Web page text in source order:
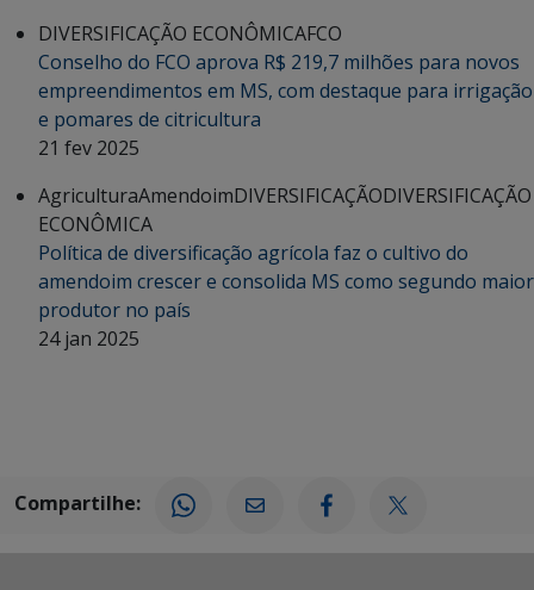
DIVERSIFICAÇÃO ECONÔMICAFCO
Conselho do FCO aprova R$ 219,7 milhões para novos
empreendimentos em MS, com destaque para irrigação
e pomares de citricultura
21 fev 2025
AgriculturaAmendoimDIVERSIFICAÇÃODIVERSIFICAÇÃO
ECONÔMICA
Política de diversificação agrícola faz o cultivo do
amendoim crescer e consolida MS como segundo maior
produtor no país
24 jan 2025
Compartilhe: